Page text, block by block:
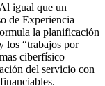
igual que un
de Experiencia
la planificación
los “trabajos por
ciberfísico
del servicio con